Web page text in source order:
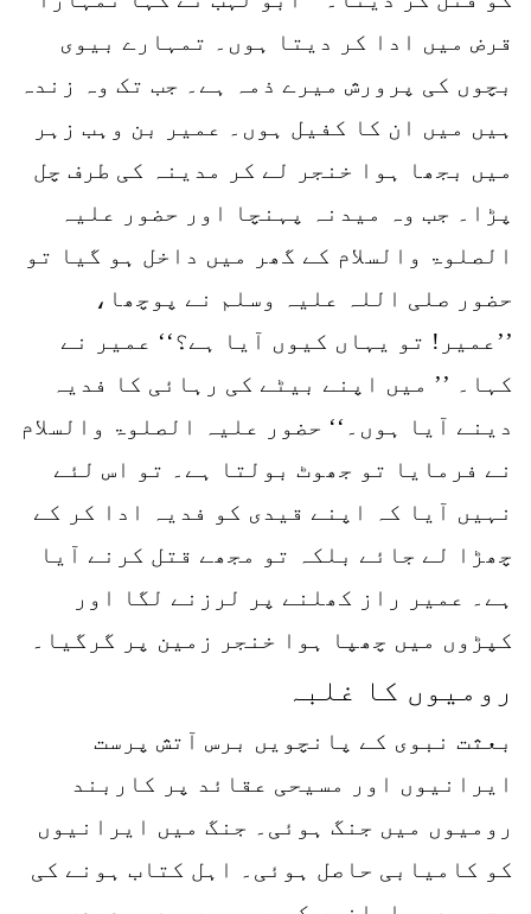
قرض میں ادا کر دیتا ہوں۔ تمہارے بیوی
بچوں کی پرورش میرے ذمہ ہے۔ جب تک وہ زندہ
ہیں میں ان کا کفیل ہوں۔ عمیر بن وہب زہر
میں بجھا ہوا خنجر لے کر مدینہ کی طرف چل
پڑا۔ جب وہ میدنہ پہنچا اور حضور علیہ
الصلوۃ والسلام کے گھر میں داخل ہو گیا تو
حضور صلی اللہ علیہ وسلم نے پوچھا،
’’عمیر! تو یہاں کیوں آیا ہے؟‘‘ عمیر نے
کہا۔ ’’ میں اپنے بیٹے کی رہائی کا فدیہ
دینے آیا ہوں۔‘‘ حضور علیہ الصلوۃ والسلام
نے فرمایا تو جھوٹ بولتا ہے۔ تو اس لئے
نہیں آیا کہ اپنے قیدی کو فدیہ ادا کر کے
چھڑا لے جائے بلکہ تو مجھے قتل کرنے آیا
ہے۔ عمیر راز کھلنے پر لرزنے لگا اور
کپڑوں میں چھپا ہوا خنجر زمین پر گرگیا۔
رومیوں کا غلبہ
بعثت نبوی کے پانچویں برس آتش پرست
ایرانیوں اور مسیحی عقائد پر کاربند
رومیوں میں جنگ ہوئی۔ جنگ میں ایرانیوں
کو کامیابی حاصل ہوئی۔ اہل کتاب ہونے کی